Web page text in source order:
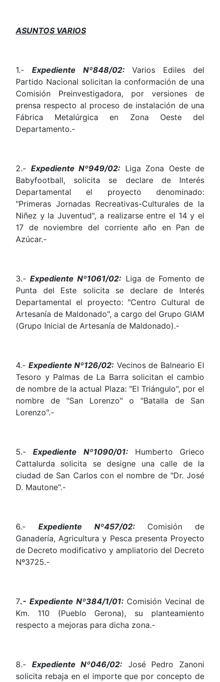
ASUNTOS VARIOS
1.- Expediente Nº848/02:Varios Ediles del
Partido Nacional solicitan la conformación de una
Comisión Preinvestigadora, por versiones de
prensa respecto al proceso de instalación de una
Fábrica Metalúrgica en Zona Oeste del
Departamento.-
2.- Expediente Nº949/02: Liga Zona Oeste de
Babyfootball, solicita se declare de Interés
Departamental el proyecto denominado:
"Primeras Jornadas Recreativas-Culturales de la
Niñez y la Juventud", a realizarse entre el 14 y el
17 de noviembre del corriente año en Pan de
Azúcar.-
3.-Expediente Nº1061/02: Liga de Fomento de
Punta del Este solicita se declare de Interés
Departamental el proyecto: "Centro Cultural de
Artesanía de Maldonado", a cargo del Grupo GIAM
(Grupo Inicial de Artesanía de Maldonado).-
4.- Expediente Nº126/02: Vecinos de Balneario El
Tesoro y Palmas de La Barra solicitan el cambio
de nombre de la actual Plaza: "El Triángulo", por el
nombre de "San Lorenzo" o "Batalla de San
Lorenzo".-
5.-Expediente Nº1090/01:Humberto Grieco
Cattalurda solicita se designe una calle de la
ciudad de San Carlos con el nombre de "Dr. José
D. Mautone".-
6.- Expediente Nº457/02: Comisión de
Ganadería, Agricultura y Pesca presenta Proyecto
de Decreto modificativo y ampliatorio del Decreto
Nº3725.-
7.- Expediente Nº384/1/01:Comisión Vecinal de
Km. 110 (Pueblo Gerona), su planteamiento
respecto a mejoras para dicha zona.-
8.- Expediente Nº046/02: José Pedro Zanoni
solicita rebaja en el importe que por concepto de